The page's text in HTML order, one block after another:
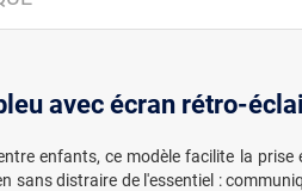
avec écran rétro-
enfants, ce modèle facilite la prise
sans distraire de l'essentiel :